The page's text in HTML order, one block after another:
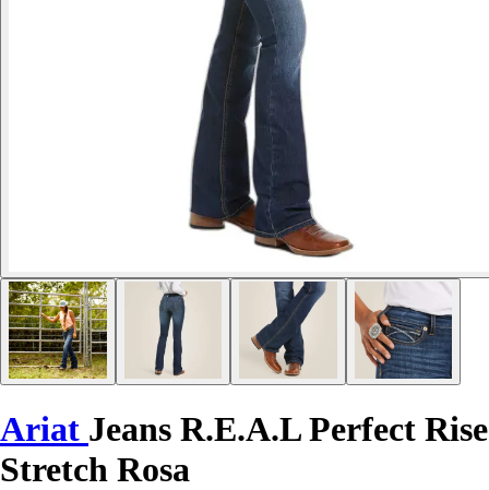
Ariat Jeans R.E.A.L Perfect Rise
Stretch Rosa